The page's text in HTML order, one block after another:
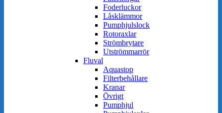
Foderluckor
Låsklämmor
Pumphjulslock
Rotoraxlar
Strömbrytare
Utströmmarrör
Fluval
Aquastop
Filterbehållare
Kranar
Övrigt
Pumphjul